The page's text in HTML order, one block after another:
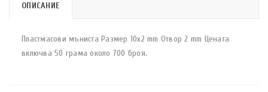
ОПИСАНИЕ
Пластмасови мъниста Размер 10х2 mm Отвор 2 mm Цената
включва 50 грама около 700 броя.